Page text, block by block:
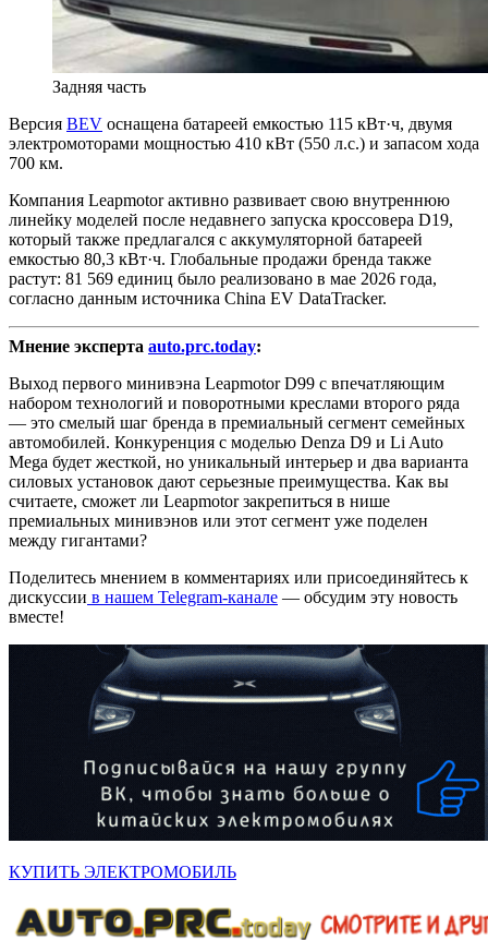
Задняя часть
Версия BEV оснащена батареей емкостью 115 кВт·ч, двумя
электромоторами мощностью 410 кВт (550 л.с.) и запасом хода
700 км.
Компания Leapmotor активно развивает свою внутреннюю
линейку моделей после недавнего запуска кроссовера D19,
который также предлагался с аккумуляторной батареей
емкостью 80,3 кВт·ч. Глобальные продажи бренда также
растут: 81 569 единиц было реализовано в мае 2026 года,
согласно данным источника China EV DataTracker.
Мнение эксперта auto.prc.today:
Выход первого минивэна Leapmotor D99 с впечатляющим
набором технологий и поворотными креслами второго ряда
— это смелый шаг бренда в премиальный сегмент семейных
автомобилей. Конкуренция с моделью Denza D9 и Li Auto
Mega будет жесткой, но уникальный интерьер и два варианта
силовых установок дают серьезные преимущества. Как вы
считаете, сможет ли Leapmotor закрепиться в нише
премиальных минивэнов или этот сегмент уже поделен
между гигантами?
Поделитесь мнением в комментариях или присоединяйтесь к
дискуссии в нашем Telegram-канале — обсудим эту новость
вместе!
КУПИТЬ ЭЛЕКТРОМОБИЛЬ